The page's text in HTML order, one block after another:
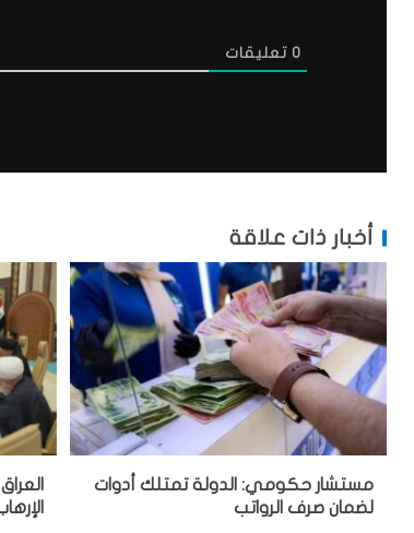
0 تعليقات
أخبار ذات علاقة
مستشار حكومي: الدولة تمتلك أدوات
لضمان صرف الرواتب
الإرهاب